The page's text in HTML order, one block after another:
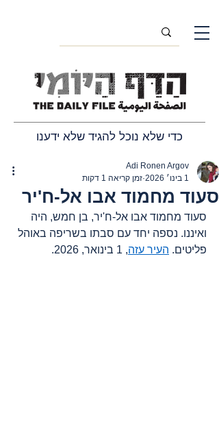
כדי שלא נוכל להגיד שלא ידענו
סעוד מחמוד אבו אל-ח'יר
Adi Ronen Argov
1 בינו׳ 2026
זמן קריאה 1 דקות
סעוד מחמוד אבו אל-ח'יר, בן חמש, היה
ואיננו. נספה יחד עם סבתו בשריפה באוהל
פליטים. העיר עזה, 1 בינואר, 2026.